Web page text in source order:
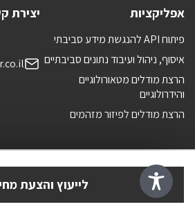
לייעוץ והצעת
אפליקציות
פיתוח API להנגשת מידע סביבתי
איסוף, ניהול ועיבוד נתונים סביבתיים
הרצת מודלים מטאורולוגיים
והידרולוגיים
הרצת מודלים לפיזור מזהמים
יצירת